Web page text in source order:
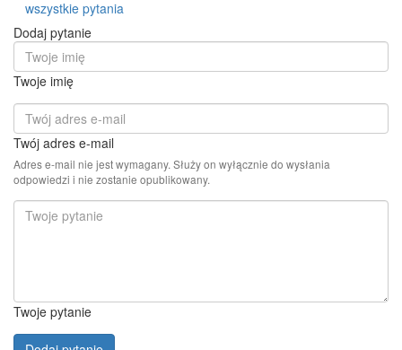
wszystkie pytania
Dodaj pytanie
Twoje imię
Twój adres e-mail
Adres e-mail nie jest wymagany. Służy on wyłącznie do wysłania
odpowiedzi i nie zostanie opublikowany.
Twoje pytanie